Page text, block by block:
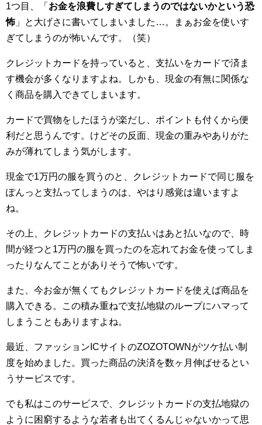
1つ目、「 お金を浪費しすぎてしまうのではないかという恐
怖 」と大げさに書いてしまいました…。まぁお金を使いす
ぎてしまうのが怖いんです。（笑）
クレジットカードを持っていると、支払いをカードで済ま
す機会が多くなりますよね。しかも、現金の有無に関係な
く商品を購入できてしまいます。
カードで買物をしたほうが楽だし、ポイントも付くから便
利だと思うんです。けどその反面、現金の重みやありがた
みが薄れてしまう気がします。
現金で1万円の服を買うのと、クレジットカードで同じ服を
ぽんっと支払ってしまうのは、やはり感覚は違いますよ
ね。
その上、クレジットカードの支払いはあと払いなので、時
間が経つと1万円の服を買ったのを忘れてお金を使ってしま
ったりなんてことがありそうで怖いです。
また、今お金が無くてもクレジットカードを使えば商品を
購入できる。この積み重ねで支払地獄のループにハマって
しまうこともありますよね。
最近、ファッションICサイトのZOZOTOWNがツケ払い制
度を始めました。買った商品の決済を数ヶ月伸ばせるとい
うサービスです。
でも私はこのサービスで、クレジットカードの支払地獄の
ように困窮するような若者も出てくるんじゃないかって思